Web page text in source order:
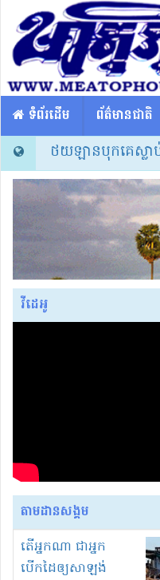
​​ ទំព័រដើម ព័ត៌មានជាតិ
ែថយឡានបុកគេស្លាប់ត្រូវ
វីដេអូ
តាមដានសង្គម
តើអ្នកណា ជាអ្នក
បើកដៃឲ្យសាឡង់